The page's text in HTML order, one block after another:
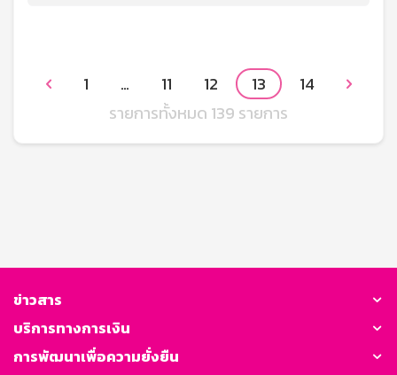
 1 … 11 12 13 14 
รายการทั้งหมด 139 รายการ
ข่าวสาร
บริการทางการเงิน
การพัฒนาเพื่อความยั่งยืน